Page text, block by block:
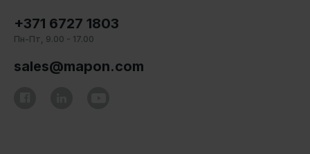
+371 6727 1803
Пн-Пт, 9.00 - 17.00
sales@mapon.com